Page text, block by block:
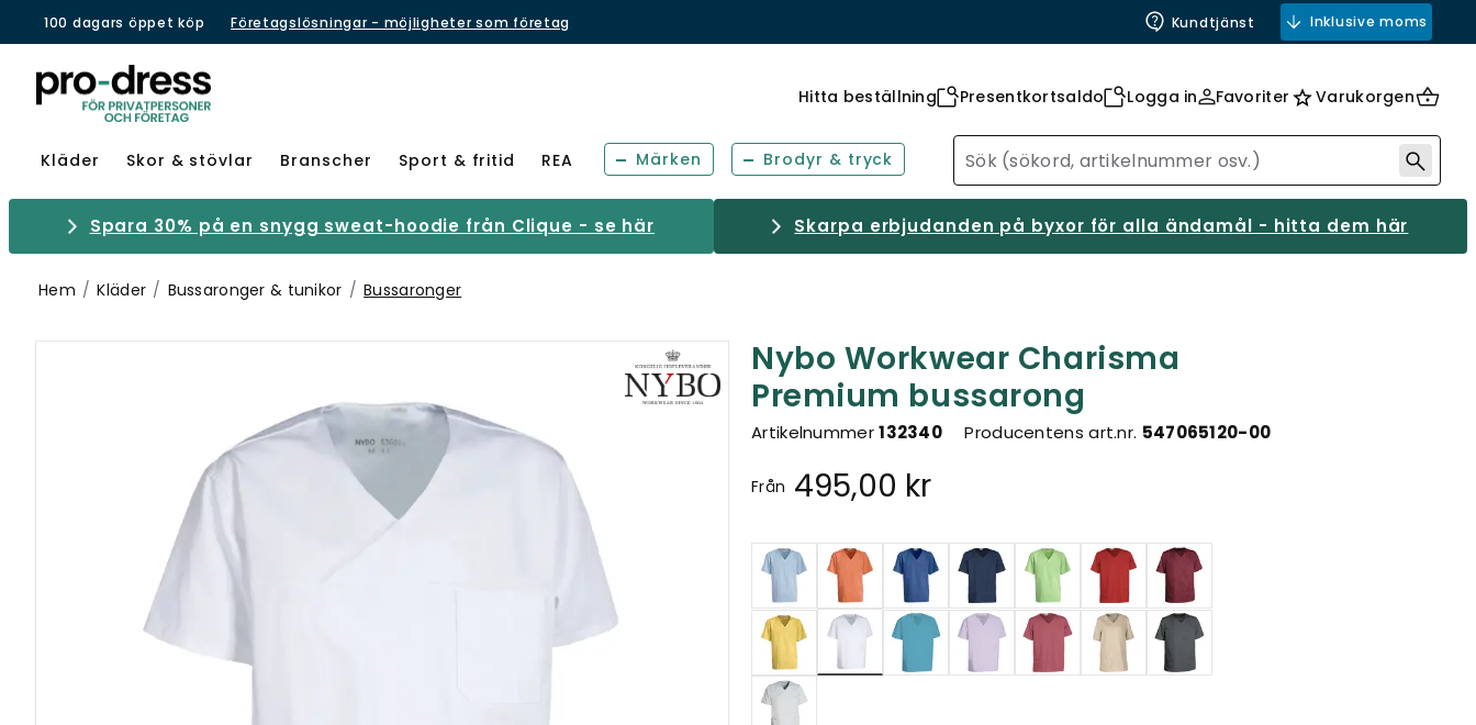
100 dagars öppet köp Företagslösningar - möjligheter som företag Kundtjänst Inklusive moms
Hitta beställning Presentkortsaldo Logga in Favoriter Varukorgen
Kläder Skor & stövlar Branscher Sport & fritid REA Märken Brodyr & tryck
Spara 30% på en snygg sweat-hoodie från Clique - se här Skarpa erbjudanden på byxor för alla ändamål - hitta dem här
Hem Kläder Bussaronger & tunikor Bussaronger
Nybo Workwear Charisma
Premium bussarong
Artikelnummer132340 Producentens art.nr. 547065120-00
Från 495,00 kr
Valda